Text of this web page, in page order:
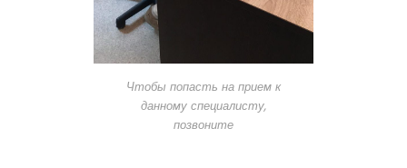
Чтобы попасть на прием к
данному специалисту,
позвоните